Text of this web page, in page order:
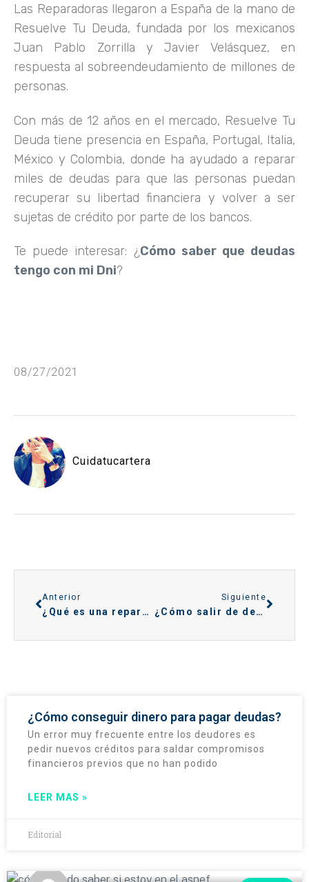
Las Reparadoras llegaron a España de la mano de
Resuelve Tu Deuda, fundada por los mexicanos
Juan Pablo Zorrilla y Javier Velásquez, en
respuesta al sobreendeudamiento de millones de
personas.
Con más de 12 años en el mercado, Resuelve Tu
Deuda tiene presencia en España, Portugal, Italia,
México y Colombia, donde ha ayudado a reparar
miles de deudas para que las personas puedan
recuperar su libertad financiera y volver a ser
sujetas de crédito por parte de los bancos.
Te puede interesar: ¿Cómo saber que deudas
tengo con mi Dni?
08/27/2021
Cuidatucartera
Anterior
¿Qué es una reparadora de crédito?
Siguiente
¿Cómo salir de deudas? ¡Sigue estos pasos!
¿Cómo conseguir dinero para pagar deudas?
Un error muy frecuente entre los deudores es
pedir nuevos créditos para saldar compromisos
financieros previos que no han podido
LEER MAS »
Editorial